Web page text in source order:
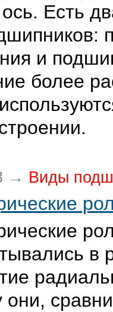
Есть
и
более
→ Виды
в
они,